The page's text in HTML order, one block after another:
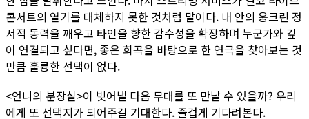
콘서트의 열기를 대체하지 못한 것처럼 말이다. 내 안의 웅크린 정
서적 동력을 깨우고 타인을 향한 감수성을 확장하며 누군가와 깊
이 연결되고 싶다면, 좋은 희곡을 바탕으로 한 연극을 찾아보는 것
만큼 훌륭한 선택이 없다.
<언니의 분장실>이 빚어낼 다음 무대를 또 만날 수 있을까? 우리
에게 또 선택지가 되어주길 기대한다. 즐겁게 기다려본다.